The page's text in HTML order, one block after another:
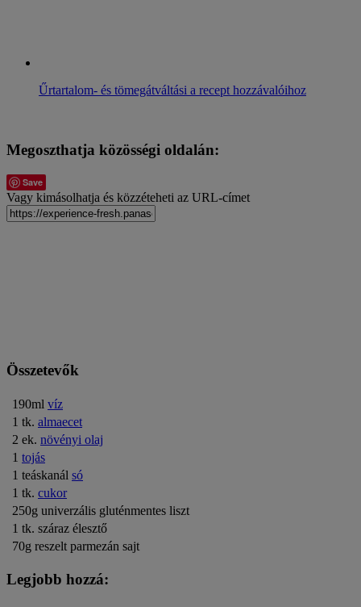
Űrtartalom- és tömegátváltási a recept hozzávalóihoz
Megoszthatja közösségi oldalán:
Save
Vagy kimásolhatja és közzéteheti az URL-címet
Összetevők
190ml víz
1 tk. almaecet
2 ek. növényi olaj
1 tojás
1 teáskanál só
1 tk. cukor
250g univerzális gluténmentes liszt
1 tk. száraz élesztő
70g reszelt parmezán sajt
Legjobb hozzá: